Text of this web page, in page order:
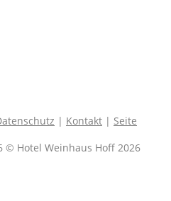
| Kontakt | Seite
© Hotel Weinhaus Hoff 2026